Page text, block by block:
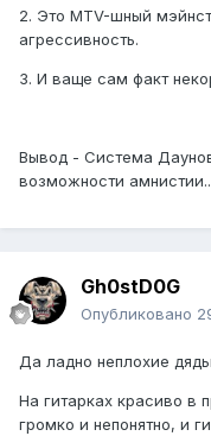
2. Это MTV-шный
агрессивность.
3. И ваще сам факт
Вывод - Система
возможности
Gh0stD0G
Опубликовано
Да ладно неплохие
На гитарках красиво в
громко и непонятно, и